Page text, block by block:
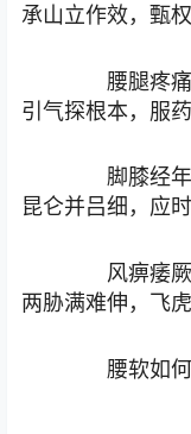
承山立作效，甄
腰腿疼痛
引气探根本，服
脚膝经年
昆仑并吕细，应
风痹痿厥
两胁满难伸，飞
腰软如何